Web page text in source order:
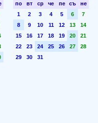
по
вт ср че пе съ
не
1
2 3 4 5 6
7
8
9 10 11 12 13
14
15
16 17 18 19 20
21
22
23 24 25 26 27
28
29
30 31